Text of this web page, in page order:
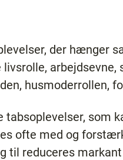
der hænger
arbejdsevne,
husmoderrollen,
som
ofte med og
til reduceres